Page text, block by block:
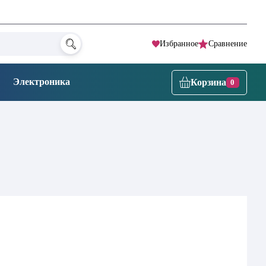
Избранное Сравнение
Электроника Корзина 0